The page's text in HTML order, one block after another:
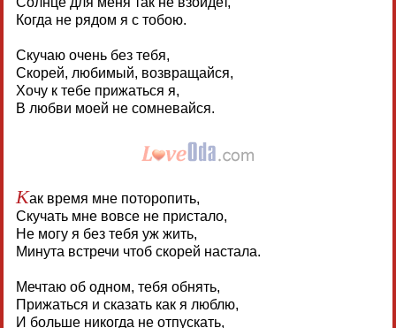
Когда не рядом я с тобою.
Скучаю очень без тебя,
Скорей, любимый, возвращайся,
Хочу к тебе прижаться я,
В любви моей не сомневайся.
Как время мне поторопить,
Скучать мне вовсе не пристало,
Не могу я без тебя уж жить,
Минута встречи чтоб скорей настала.
Мечтаю об одном, тебя обнять,
Прижаться и сказать как я люблю,
И больше никогда не отпускать,